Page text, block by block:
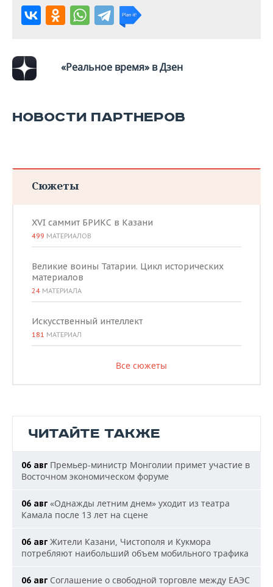
«Реальное время» в Дзен
НОВОСТИ ПАРТНЕРОВ
Сюжеты
XVI саммит БРИКС в Казани
499 МАТЕРИАЛОВ
Великие воины Татарии. Цикл исторических
материалов
24 МАТЕРИАЛА
Искусственный интеллект
181 МАТЕРИАЛ
Все сюжеты
ЧИТАЙТЕ ТАКЖЕ
06 авг Премьер-министр Монголии примет участие в
Восточном экономическом форуме
06 авг «Однажды летним днем» уходит из театра
Камала после 13 лет на сцене
06 авг Жители Казани, Чистополя и Кукмора
потребляют наибольший объем мобильного трафика
06 авг Соглашение о свободной торговле между ЕАЭС